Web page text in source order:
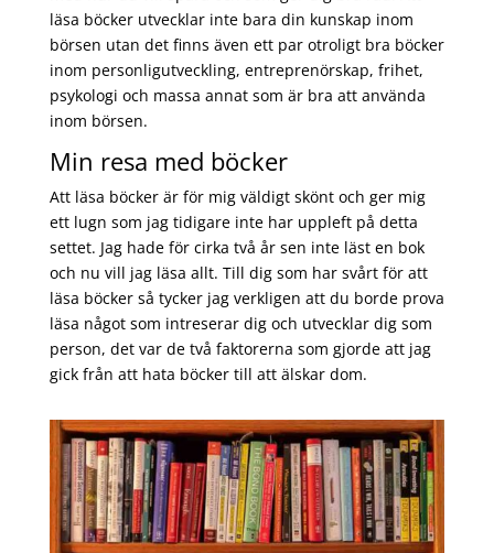
läsa böcker utvecklar inte bara din kunskap inom
börsen utan det finns även ett par otroligt bra böcker
inom personligutveckling, entreprenörskap, frihet,
psykologi och massa annat som är bra att använda
inom börsen.
Min resa med böcker
Att läsa böcker är för mig väldigt skönt och ger mig
ett lugn som jag tidigare inte har uppleft på detta
settet. Jag hade för cirka två år sen inte läst en bok
och nu vill jag läsa allt. Till dig som har svårt för att
läsa böcker så tycker jag verkligen att du borde prova
läsa något som intreserar dig och utvecklar dig som
person, det var de två faktorerna som gjorde att jag
gick från att hata böcker till att älskar dom.